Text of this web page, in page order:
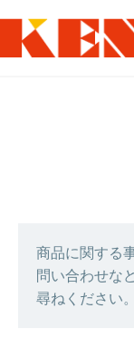
商品に関する
問い合わせな
尋ねください。